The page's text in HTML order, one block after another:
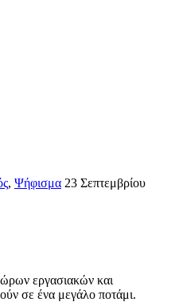
, Ψήφισμα 23 Σεπτεμβρίου
εργασιακών και
σε ένα μεγάλο ποτάμι.